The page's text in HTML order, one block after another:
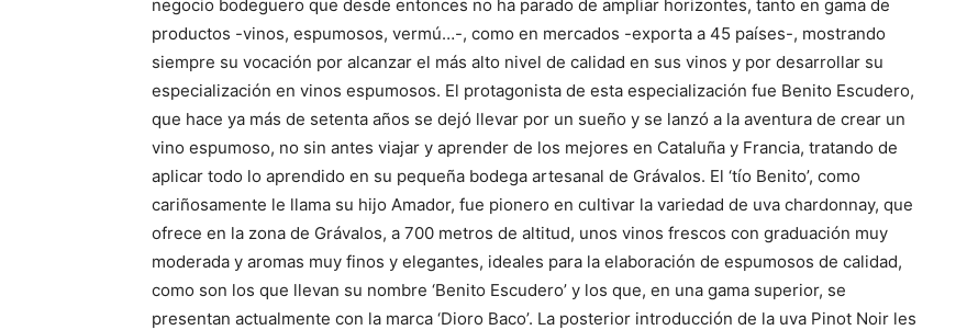
negocio bodeguero que desde entonces no ha parado de ampliar horizontes, tanto en gama de
productos -vinos, espumosos, vermú…-, como en mercados -exporta a 45 países-, mostrando
siempre su vocación por alcanzar el más alto nivel de calidad en sus vinos y por desarrollar su
especialización en vinos espumosos. El protagonista de esta especialización fue Benito Escudero,
que hace ya más de setenta años se dejó llevar por un sueño y se lanzó a la aventura de crear un
vino espumoso, no sin antes viajar y aprender de los mejores en Cataluña y Francia, tratando de
aplicar todo lo aprendido en su pequeña bodega artesanal de Grávalos. El ‘tío Benito’, como
cariñosamente le llama su hijo Amador, fue pionero en cultivar la variedad de uva chardonnay, que
ofrece en la zona de Grávalos, a 700 metros de altitud, unos vinos frescos con graduación muy
moderada y aromas muy finos y elegantes, ideales para la elaboración de espumosos de calidad,
como son los que llevan su nombre ‘Benito Escudero’ y los que, en una gama superior, se
presentan actualmente con la marca ‘Dioro Baco’. La posterior introducción de la uva Pinot Noir les